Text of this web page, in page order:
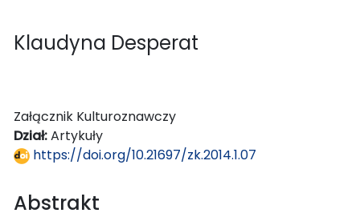
Klaudyna Desperat
Załącznik Kulturoznawczy
Dział:Artykuły
https://doi.org/10.21697/zk.2014.1.07
Abstrakt